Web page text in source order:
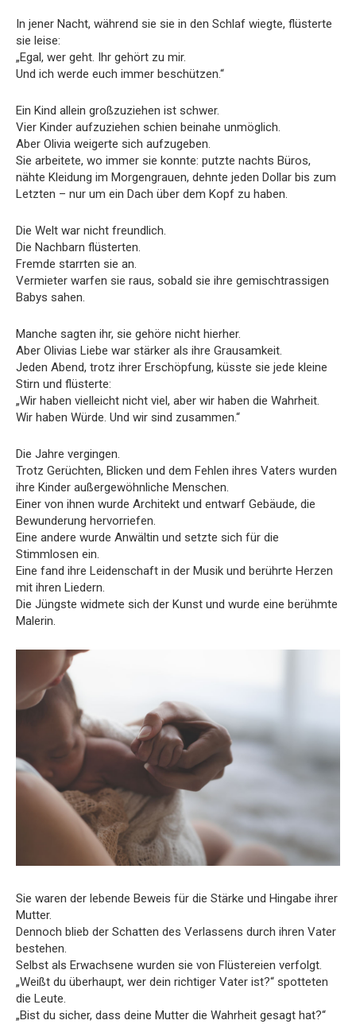
In jener Nacht, während sie sie in den Schlaf wiegte, flüsterte
sie leise:
„Egal, wer geht. Ihr gehört zu mir.
Und ich werde euch immer beschützen.“
Ein Kind allein großzuziehen ist schwer.
Vier Kinder aufzuziehen schien beinahe unmöglich.
Aber Olivia weigerte sich aufzugeben.
Sie arbeitete, wo immer sie konnte: putzte nachts Büros,
nähte Kleidung im Morgengrauen, dehnte jeden Dollar bis zum
Letzten – nur um ein Dach über dem Kopf zu haben.
Die Welt war nicht freundlich.
Die Nachbarn flüsterten.
Fremde starrten sie an.
Vermieter warfen sie raus, sobald sie ihre gemischtrassigen
Babys sahen.
Manche sagten ihr, sie gehöre nicht hierher.
Aber Olivias Liebe war stärker als ihre Grausamkeit.
Jeden Abend, trotz ihrer Erschöpfung, küsste sie jede kleine
Stirn und flüsterte:
„Wir haben vielleicht nicht viel, aber wir haben die Wahrheit.
Wir haben Würde. Und wir sind zusammen.“
Die Jahre vergingen.
Trotz Gerüchten, Blicken und dem Fehlen ihres Vaters wurden
ihre Kinder außergewöhnliche Menschen.
Einer von ihnen wurde Architekt und entwarf Gebäude, die
Bewunderung hervorriefen.
Eine andere wurde Anwältin und setzte sich für die
Stimmlosen ein.
Eine fand ihre Leidenschaft in der Musik und berührte Herzen
mit ihren Liedern.
Die Jüngste widmete sich der Kunst und wurde eine berühmte
Malerin.
Sie waren der lebende Beweis für die Stärke und Hingabe ihrer
Mutter.
Dennoch blieb der Schatten des Verlassens durch ihren Vater
bestehen.
Selbst als Erwachsene wurden sie von Flüstereien verfolgt.
„Weißt du überhaupt, wer dein richtiger Vater ist?“ spotteten
die Leute.
„Bist du sicher, dass deine Mutter die Wahrheit gesagt hat?“